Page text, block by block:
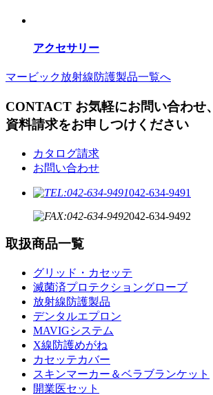
アクセサリー
マービック放射線防護製品一覧へ
CONTACT お気軽にお問い合わせ、
資料請求をお申しつけください
カタログ請求
お問い合わせ
042-634-9491
042-634-9492
取扱商品一覧
グリッド・カセッテ
滅菌済プロテクショングローブ
放射線防護製品
デンタルエプロン
MAVIGシステム
X線防護めがね
カセッテカバー
スキンマーカー＆ベラブランケット
開業医セット